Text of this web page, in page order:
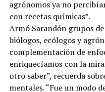
agrónomos ya no
con recetas químicas”.
Armó Sarandón grupos
biólogos, ecólogos y
complementación de
enriquecíamos con la
otro saber”, recuerda
mentales. “Fue un modo